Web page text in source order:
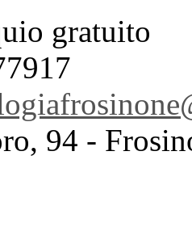
gratuito
94 -